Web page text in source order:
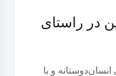
در راستای
و با